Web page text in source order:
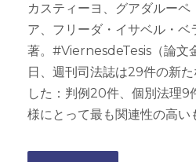
カスティーヨ、グアダルーペ
ア、フリーダ・イサベル・ベ
著。#ViernesdeTesis（論文
日、週刊司法誌は29件の新
した：判例20件、個別法理9
様にとって最も関連性の高